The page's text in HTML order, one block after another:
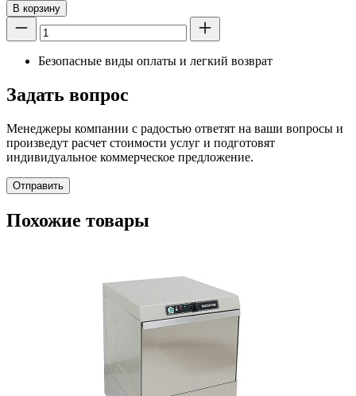
В корзину
Безопасные виды оплаты и легкий возврат
Задать вопрос
Менеджеры компании с радостью ответят на ваши вопросы и
произведут расчет стоимости услуг и подготовят
индивидуальное коммерческое предложение.
Отправить
Похожие товары